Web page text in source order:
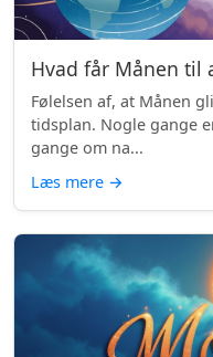
Hvad får Månen til
Følelsen af, at Månen
tidsplan. Nogle gange
gange om na...
Læs mere →